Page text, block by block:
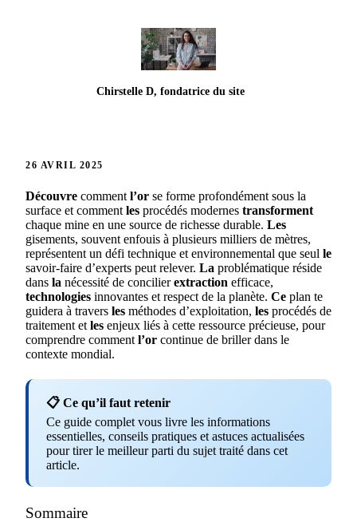
Chirstelle D, fondatrice du site
26 AVRIL 2025
Découvre comment l’or se forme profondément sous la
surface et comment les procédés modernes transforment
chaque mine en une source de richesse durable. Les
gisements, souvent enfouis à plusieurs milliers de mètres,
représentent un défi technique et environnemental que seul le
savoir-faire d’experts peut relever. La problématique réside
dans la nécessité de concilierextraction efficace,
technologies innovantes et respect de la planète. Ce plan te
guidera à travers les méthodes d’exploitation, les procédés de
traitement et les enjeux liés à cette ressource précieuse, pour
comprendre comment l’or continue de briller dans le
contexte mondial.
📋 Ce qu’il faut retenir
Ce guide complet vous livre les informations
essentielles, conseils pratiques et astuces actualisées
pour tirer le meilleur parti du sujet traité dans cet
article.
Sommaire